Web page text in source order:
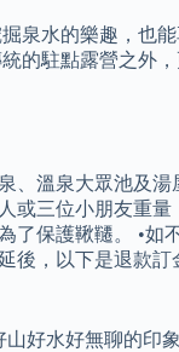
泉水的樂趣，也
的駐點露營之外
溫泉大眾池及
三位小朋友重
保護鞦韆。 •
後，以下是退款訂
好水好無聊的印